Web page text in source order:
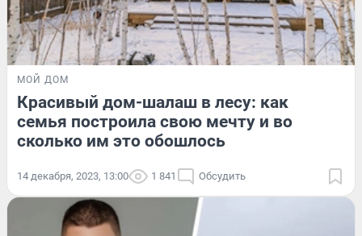
МОЙ ДОМ
Красивый дом-шалаш в лесу: как
семья построила свою мечту и во
сколько им это обошлось
14 декабря, 2023, 13:00 1 841 Обсудить